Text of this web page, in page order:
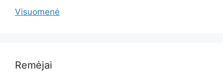
Visuomenė
Remėjai